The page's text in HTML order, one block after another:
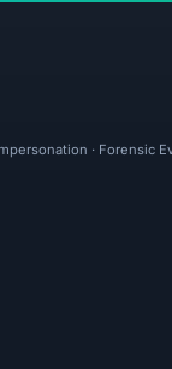
· Forensic